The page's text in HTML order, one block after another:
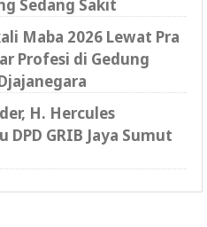
Sedang Sakit
Maba 2026 Lewat Pra
Profesi di Gedung
H. Hercules
GRIB Jaya Sumut